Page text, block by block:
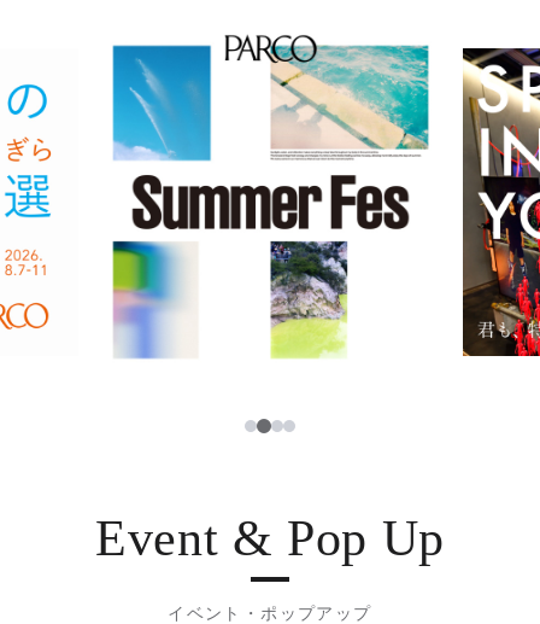
レストラン・カフェ
TAX FREE
PARCOメンバーズ
日本語
123
Event & Pop Up
イベント・ポップアップ